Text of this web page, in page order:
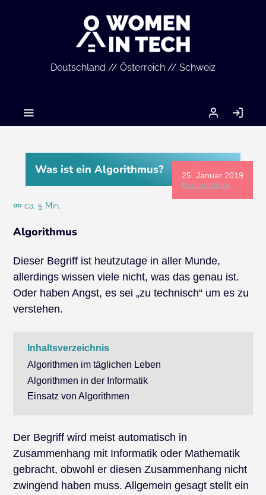
Deutschland // Österreich // Schweiz
MEIN
ACCOUNT
25. Januar 2019
Kommentare
Was ist ein Algorithmus?
ca. 5 Min.
Algorithmus
Dieser Begriff ist heutzutage in aller Munde,
allerdings wissen viele nicht, was das genau ist.
Oder haben Angst, es sei „zu technisch“ um es zu
verstehen.
Inhaltsverzeichnis
Algorithmen im täglichen Leben
Algorithmen in der Informatik
Einsatz von Algorithmen
Der Begriff wird meist automatisch in
Zusammenhang mit Informatik oder Mathematik
gebracht, obwohl er diesen Zusammenhang nicht
zwingend haben muss. Allgemein gesagt stellt ein